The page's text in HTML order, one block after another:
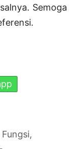
Semoga